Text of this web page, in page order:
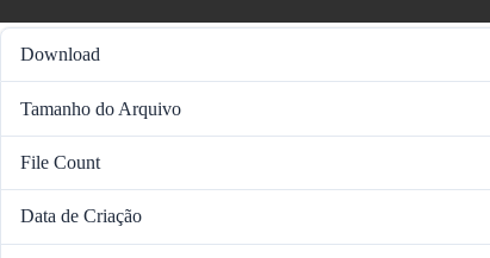
Download
Tamanho do Arquivo
File Count
Data de Criação